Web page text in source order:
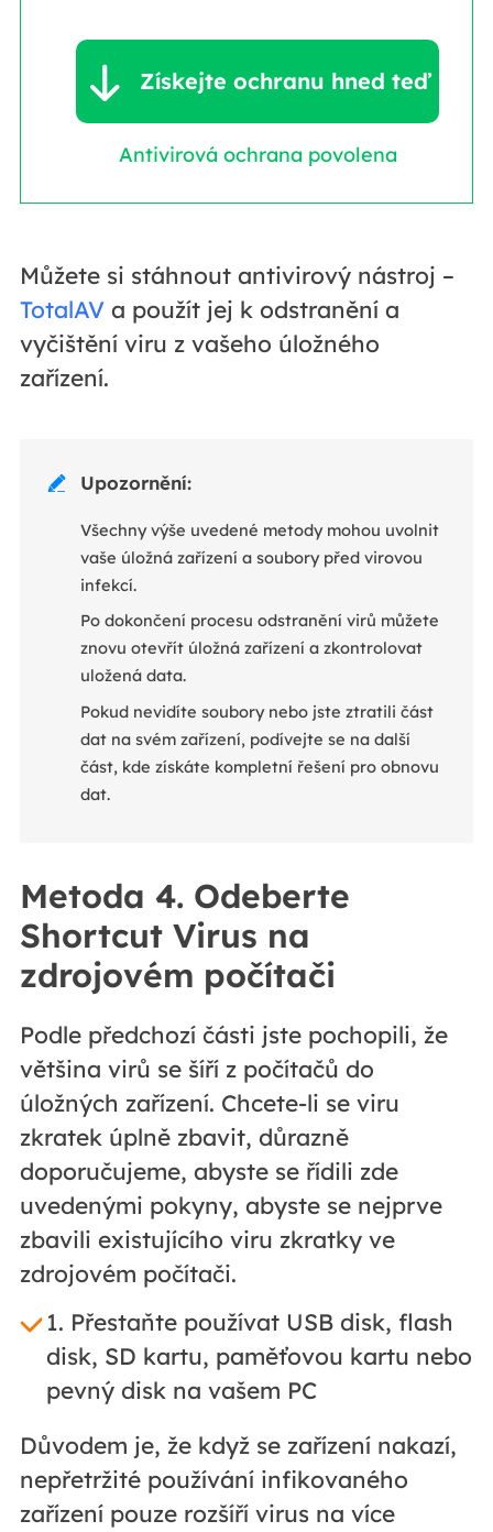
 Získejte ochranu hned teď
Antivirová ochrana povolena
Můžete si stáhnout antivirový nástroj –
TotalAVa použít jej k odstranění a
vyčištění viru z vašeho úložného
zařízení.
 Upozornění:
Všechny výše uvedené metody mohou uvolnit
vaše úložná zařízení a soubory před virovou
infekcí.
Po dokončení procesu odstranění virů můžete
znovu otevřít úložná zařízení a zkontrolovat
uložená data.
Pokud nevidíte soubory nebo jste ztratili část
dat na svém zařízení, podívejte se na další
část, kde získáte kompletní řešení pro obnovu
dat.
Metoda 4. Odeberte
Shortcut Virus na
zdrojovém počítači
Podle předchozí části jste pochopili, že
většina virů se šíří z počítačů do
úložných zařízení. Chcete-li se viru
zkratek úplně zbavit, důrazně
doporučujeme, abyste se řídili zde
uvedenými pokyny, abyste se nejprve
zbavili existujícího viru zkratky ve
zdrojovém počítači.
1. Přestaňte používat USB disk, flash
disk, SD kartu, paměťovou kartu nebo
pevný disk na vašem PC
Důvodem je, že když se zařízení nakazí,
nepřetržité používání infikovaného
zařízení pouze rozšíří virus na více